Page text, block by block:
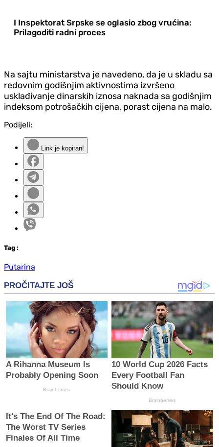
I Inspektorat Srpske se oglasio zbog vrućina:
Prilagoditi radni proces
Na sajtu ministarstva je navedeno, da je u skladu sa
redovnim godišnjim aktivnostima izvršeno
usklađivanje dinarskih iznosa naknada sa godišnjim
indeksom potrošačkih cijena, porast cijena na malo.
Podijeli:
Link je kopiran!
Tag :
Putarina